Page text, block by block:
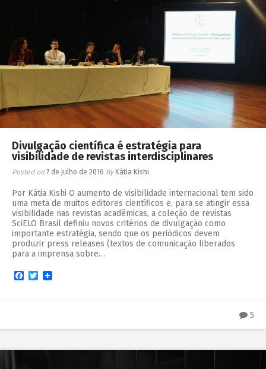
Divulgação científica é estratégia para
visibilidade de revistas interdisciplinares
Posted on 7 de julho de 2016 By Kátia Kishi
Por Kátia Kishi O aumento de visibilidade internacional tem sido
uma meta de muitos editores científicos e, para se atingir essa
visibilidade nas revistas acadêmicas, a coleção de revistas
SciELO Brasil definiu novos critérios de divulgação como
importante estratégia, sendo que os periódicos devem
produzir press releases (textos de comunicação liberados
para a imprensa sobre…
Facebook
Twitter
5